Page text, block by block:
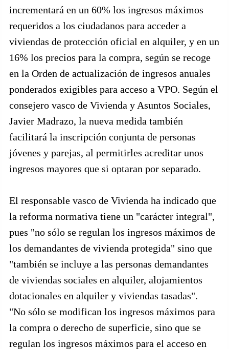
incrementará en un 60% los ingresos máximos
requeridos a los ciudadanos para acceder a
viviendas de protección oficial en alquiler, y en un
16% los precios para la compra, según se recoge
en la Orden de actualización de ingresos anuales
ponderados exigibles para acceso a VPO. Según el
consejero vasco de Vivienda y Asuntos Sociales,
Javier Madrazo, la nueva medida también
facilitará la inscripción conjunta de personas
jóvenes y parejas, al permitirles acreditar unos
ingresos mayores que si optaran por separado.
El responsable vasco de Vivienda ha indicado que
la reforma normativa tiene un "carácter integral",
pues "no sólo se regulan los ingresos máximos de
los demandantes de vivienda protegida" sino que
"también se incluye a las personas demandantes
de viviendas sociales en alquiler, alojamientos
dotacionales en alquiler y viviendas tasadas".
"No sólo se modifican los ingresos máximos para
la compra o derecho de superficie, sino que se
regulan los ingresos máximos para el acceso en